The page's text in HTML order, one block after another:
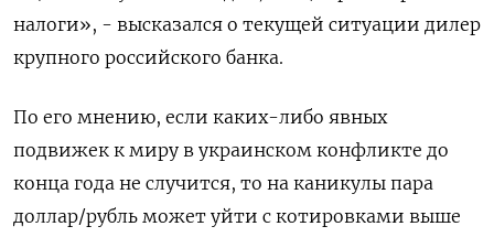
налоги», - высказался о текущей ситуации дилер
крупного российского банка.
По его мнению, если каких-либо явных
подвижек к миру в украинском конфликте до
конца года не случится, то на каникулы пара
доллар/рубль может уйти с котировками выше